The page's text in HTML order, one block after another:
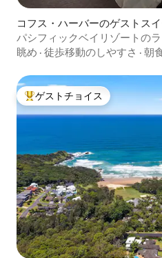
コフス・ハーバーのゲストス
パシフィックベイリゾートの
ム
眺め · 徒歩移動のしやすさ · 朝
大好評のゲストチョイスです。
ゲストチョイス